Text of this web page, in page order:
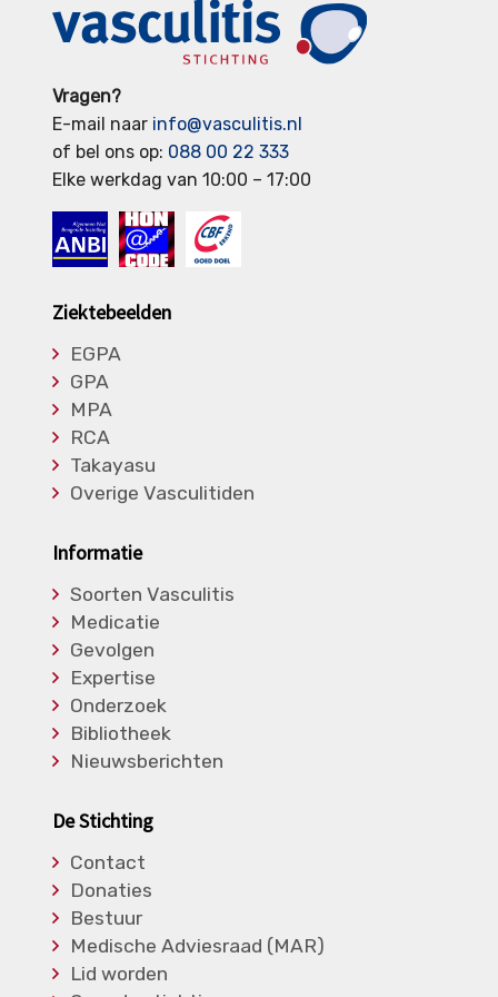
Vragen?
E-mail naar info@vasculitis.nl
of bel ons op: 088 00 22 333
Elke werkdag van 10:00 – 17:00
Ziektebeelden
EGPA
GPA
MPA
RCA
Takayasu
Overige Vasculitiden
Informatie
Soorten Vasculitis
Medicatie
Gevolgen
Expertise
Onderzoek
Bibliotheek
Nieuwsberichten
De Stichting
Contact
Donaties
Bestuur
Medische Adviesraad (MAR)
Lid worden